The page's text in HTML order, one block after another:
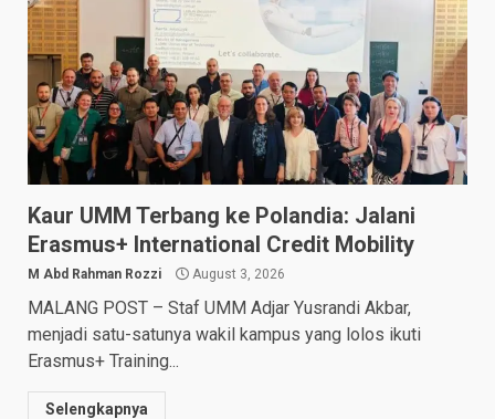
Kaur UMM Terbang ke Polandia: Jalani
Erasmus+ International Credit Mobility
M Abd Rahman Rozzi August 3, 2026
MALANG POST – Staf UMM Adjar Yusrandi Akbar,
menjadi satu-satunya wakil kampus yang lolos ikuti
Erasmus+ Training...
Selengkapnya